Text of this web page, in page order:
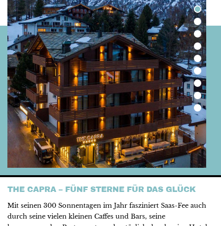
THE CAPRA – FÜNF STERNE FÜR DAS GLÜCK
Mit seinen 300 Sonnentagen im Jahr fasziniert Saas-Fee auch
durch seine vielen kleinen Caffes und Bars, seine